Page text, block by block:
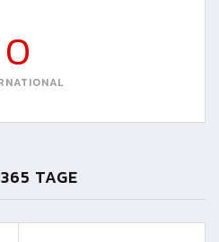
0
TAGE